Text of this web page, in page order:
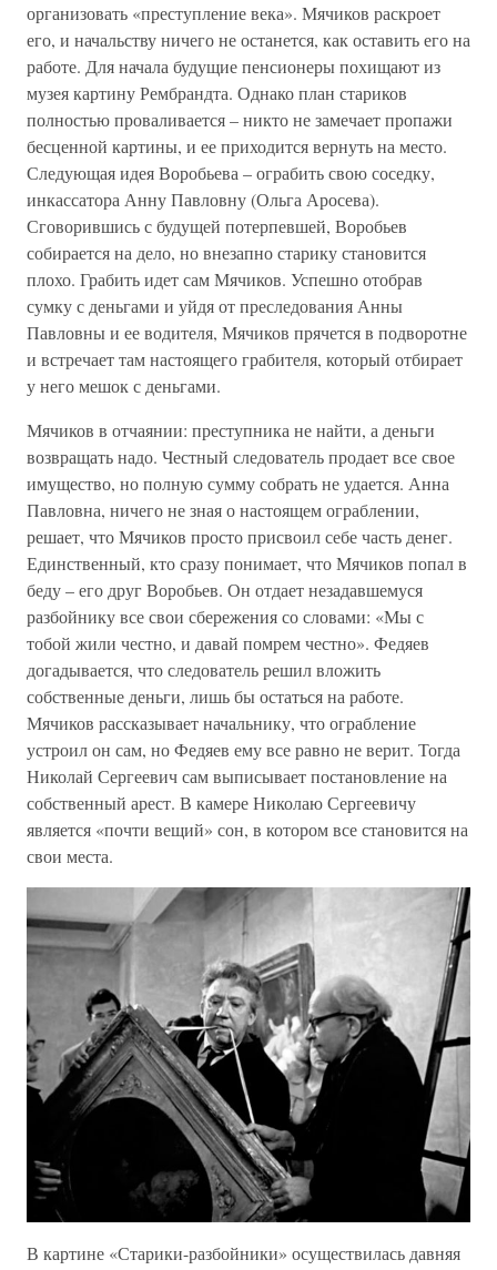
организовать «преступление века». Мячиков раскроет
его, и начальству ничего не останется, как оставить его на
работе. Для начала будущие пенсионеры похищают из
музея картину Рембрандта. Однако план стариков
полностью проваливается – никто не замечает пропажи
бесценной картины, и ее приходится вернуть на место.
Следующая идея Воробьева – ограбить свою соседку,
инкассатора Анну Павловну (Ольга Аросева).
Сговорившись с будущей потерпевшей, Воробьев
собирается на дело, но внезапно старику становится
плохо. Грабить идет сам Мячиков. Успешно отобрав
сумку с деньгами и уйдя от преследования Анны
Павловны и ее водителя, Мячиков прячется в подворотне
и встречает там настоящего грабителя, который отбирает
у него мешок с деньгами.
Мячиков в отчаянии: преступника не найти, а деньги
возвращать надо. Честный следователь продает все свое
имущество, но полную сумму собрать не удается. Анна
Павловна, ничего не зная о настоящем ограблении,
решает, что Мячиков просто присвоил себе часть денег.
Единственный, кто сразу понимает, что Мячиков попал в
беду – его друг Воробьев. Он отдает незадавшемуся
разбойнику все свои сбережения со словами: «Мы с
тобой жили честно, и давай помрем честно». Федяев
догадывается, что следователь решил вложить
собственные деньги, лишь бы остаться на работе.
Мячиков рассказывает начальнику, что ограбление
устроил он сам, но Федяев ему все равно не верит. Тогда
Николай Сергеевич сам выписывает постановление на
собственный арест. В камере Николаю Сергеевичу
является «почти вещий» сон, в котором все становится на
свои места.
В картине «Старики-разбойники» осуществилась давняя